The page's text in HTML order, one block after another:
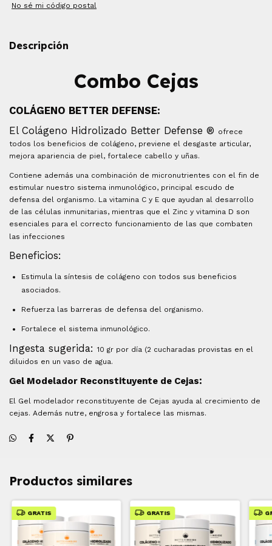
No sé mi código postal
Descripción
Combo Cejas
COLÁGENO BETTER DEFENSE:
El Colágeno Hidrolizado Better Defense ® ofrece
todos los beneficios de colágeno, previene el desgaste articular,
mejora apariencia de piel, fortalece cabello y uñas.
Contiene además una combinación de micronutrientes con el fin de
estimular nuestro sistema inmunológico, principal escudo de
defensa del organismo. La vitamina C y E que ayudan al desarrollo
de las células inmunitarias, mientras que el Zinc y vitamina D son
esenciales para el correcto funcionamiento de las que combaten
las infecciones
Beneficios:
Estimula la síntesis de colágeno con todos sus beneficios
asociados.
Refuerza las barreras de defensa del organismo.
Fortalece el sistema inmunológico.
Ingesta sugerida:10 gr por día (2 cucharadas provistas en el
diluidos en un vaso de agua.
Gel Modelador Reconstituyente de Cejas:
El Gel modelador reconstituyente de Cejas ayuda al crecimiento de
cejas. Además nutre, engrosa y fortalece las mismas.
Productos similares
GRATIS GRATIS